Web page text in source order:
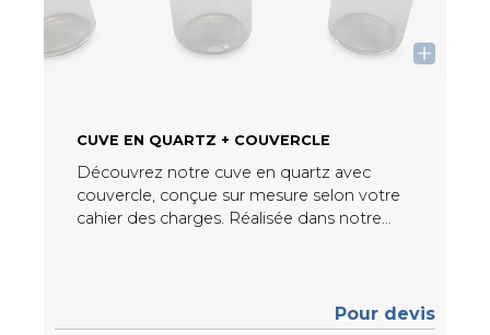
CUVE EN QUARTZ + COUVERCLE
Découvrez notre cuve en quartz avec
couvercle, conçue sur mesure selon votre
cahier des charges. Réalisée dans notre
Pour devis